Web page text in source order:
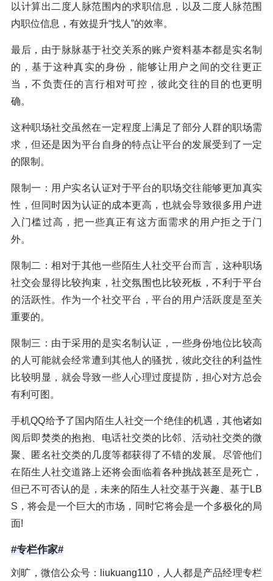
以计算出二度人脉范围内的求职信息，以及二度人脉范围
内职位信息，有效提升“找人”的效率。
最后，由于脉脉基于社交关系的账户资料基本都是实名制
的，基于这种真实的身份，能够让用户之间的交往更正
当，不负责任的言行相对可控，彼此交往的目的也更明
确。
这种职场社交虽然在一定程度上满足了部分人群的职场需
求，但还是因为平台自身的特点让平台的发展受到了一定
的限制。
限制一：用户实名认证对于平台的职场交往能够更加真实
性，但同时因为认证的成本更高，也就会导致很多用户进
入门槛过高，把一些真正有这方面需求的用户拒之于门
外。
限制二：相对于其他一些陌生人社交平台而言，这种职场
社交会显得比较拘束，社交氛围也比较死板，不利于平台
的活跃性。作为一个社交平台，平台的用户活跃度是至关
重要的。
限制三：由于采用的是实名制认证，一些身份地位比较高
的人可能就会经常遭到其他人的骚扰，彼此交往的利益性
比较明显，就会导致一些人心理过度提防，担心对方总会
有利可图。
手机QQ给予了国内陌生人社交一个绝佳的机遇，其他诸如
阅后即焚类的抱抱、电话社交类的比邻、活动社交类的微
聚、匿名社交类的几度等都获得了不错的发展。尽管他们
在陌生人社交道路上还将会面临着各种挑战甚至是死亡，
但已不可否认的是，未来的陌生人社交基于兴趣、基于LB
S，将会是一个巨大的市场，同时它将会是一个多极化的局
面!
#专栏作家#
刘旷，微信公众号：liukuang110，人人都是产品经理专栏